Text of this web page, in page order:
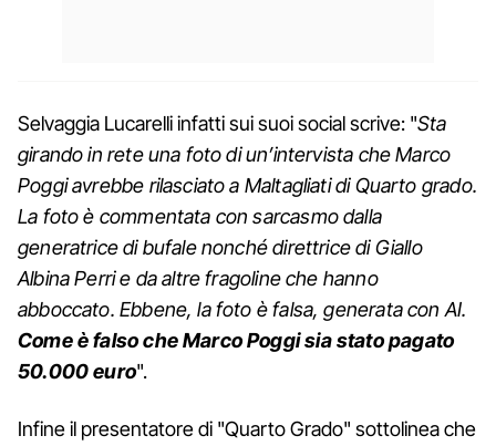
Selvaggia Lucarelli infatti sui suoi social scrive: "Sta
girando in rete una foto di un’intervista che Marco
Poggi avrebbe rilasciato a Maltagliati di Quarto grado.
La foto è commentata con sarcasmo dalla
generatrice di bufale nonché direttrice di Giallo
Albina Perri e da altre fragoline che hanno
abboccato. Ebbene, la foto è falsa, generata con AI.
Come è falso che Marco Poggi sia stato pagato
50.000 euro".
Infine il presentatore di "Quarto Grado" sottolinea che